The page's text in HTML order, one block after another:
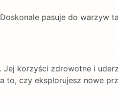
pasuje do warzyw
korzyści zdrowotne i
to, czy eksplorujesz nowe